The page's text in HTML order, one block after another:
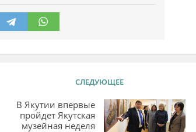
СЛЕДУЮЩЕЕ
В Якутии впервые
пройдет Якутская
музейная неделя